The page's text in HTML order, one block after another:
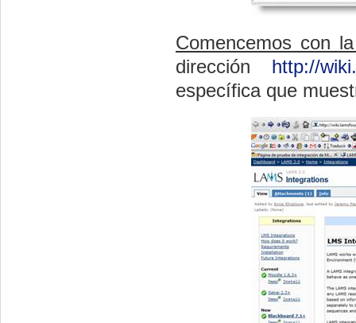
Comencemos con
dirección http://
específica que